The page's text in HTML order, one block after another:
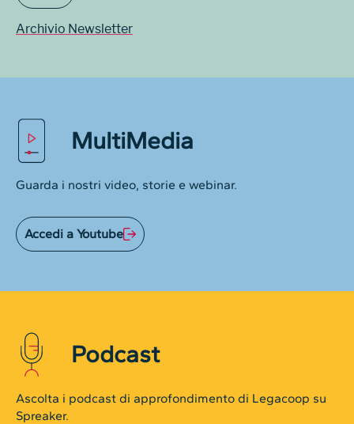
Archivio Newsletter
MultiMedia
Guarda i nostri video, storie e webinar.
Accedi a Youtube
Podcast
Ascolta i podcast di approfondimento di Legacoop su
Spreaker.